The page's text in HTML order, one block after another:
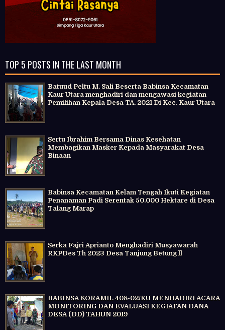
TOP 5 POSTS IN THE LAST MONTH
Batuud Peltu M. Sali Beserta Babinsa Kecamatan
Kaur Utara menghadiri dan mengawasi kegiatan
Pemilihan Kepala Desa TA. 2021 Di Kec. Kaur Utara
Sertu Ibrahim Bersama Dinas Kesehatan
Membagikan Masker Kepada Masyarakat Desa
Binaan
Babinsa Kecamatan Kelam Tengah Ikuti Kegiatan
Penanaman Padi Serentak 50.000 Hektare di Desa
Talang Marap
Serka Fajri Aprianto Menghadiri Musyawarah
RKPDes Th 2023 Desa Tanjung Betung ll
BABINSA KORAMIL 408-02/KU MENHADIRI ACARA
MONITORING DAN EVALUASI KEGIATAN DANA
DESA (DD) TAHUN 2019